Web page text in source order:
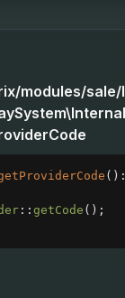
modules/
:: getCode ();